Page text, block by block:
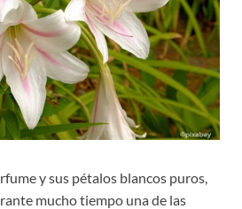
y sus pétalos blancos puros,
mucho tiempo una de las